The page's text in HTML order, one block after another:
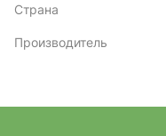
Страна
Производитель